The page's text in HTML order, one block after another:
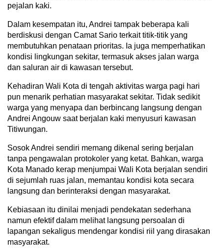
pejalan kaki.
Dalam kesempatan itu, Andrei tampak beberapa kali
berdiskusi dengan Camat Sario terkait titik-titik yang
membutuhkan penataan prioritas. Ia juga memperhatikan
kondisi lingkungan sekitar, termasuk akses jalan warga
dan saluran air di kawasan tersebut.
Kehadiran Wali Kota di tengah aktivitas warga pagi hari
pun menarik perhatian masyarakat sekitar. Tidak sedikit
warga yang menyapa dan berbincang langsung dengan
Andrei Angouw saat berjalan kaki menyusuri kawasan
Titiwungan.
Sosok Andrei sendiri memang dikenal sering berjalan
tanpa pengawalan protokoler yang ketat. Bahkan, warga
Kota Manado kerap menjumpai Wali Kota berjalan sendiri
di sejumlah ruas jalan, memantau kondisi kota secara
langsung dan berinteraksi dengan masyarakat.
Kebiasaan itu dinilai menjadi pendekatan sederhana
namun efektif dalam melihat langsung persoalan di
lapangan sekaligus mendengar kondisi riil yang dirasakan
masyarakat.